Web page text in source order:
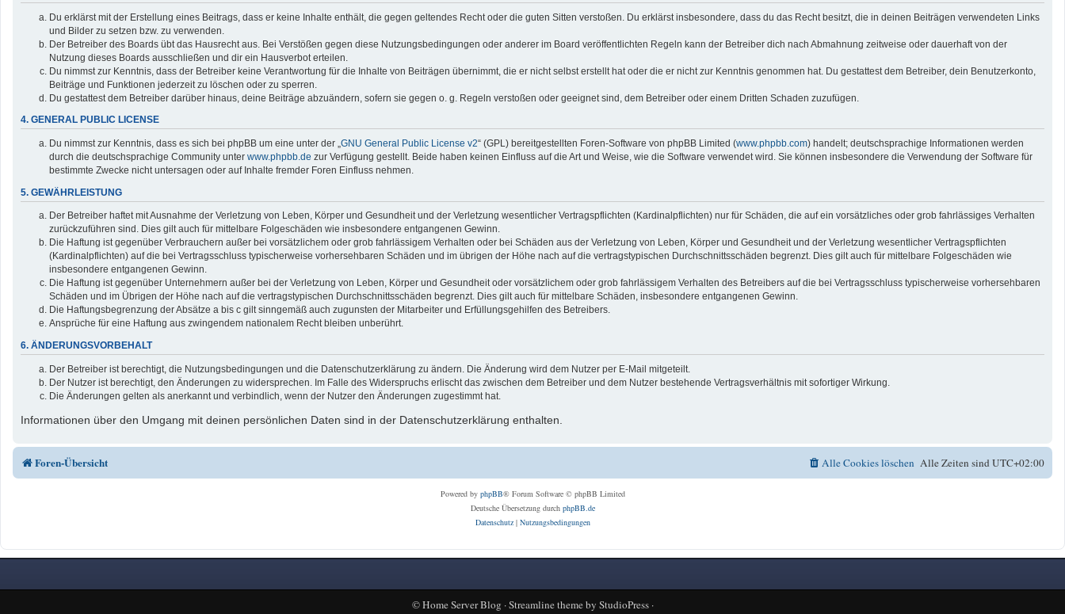
Du erklärst mit der Erstellung eines Beitrags, dass er keine Inhalte enthält, die gegen geltendes Recht oder die guten Sitten verstoßen. Du erklärst insbesondere, dass du das Recht besitzt, die in deinen Beiträgen verwendeten Links
und Bilder zu setzen bzw. zu verwenden.
Der Betreiber des Boards übt das Hausrecht aus. Bei Verstößen gegen diese Nutzungsbedingungen oder anderer im Board veröffentlichten Regeln kann der Betreiber dich nach Abmahnung zeitweise oder dauerhaft von der
Nutzung dieses Boards ausschließen und dir ein Hausverbot erteilen.
Du nimmst zur Kenntnis, dass der Betreiber keine Verantwortung für die Inhalte von Beiträgen übernimmt, die er nicht selbst erstellt hat oder die er nicht zur Kenntnis genommen hat. Du gestattest dem Betreiber, dein Benutzerkonto,
Beiträge und Funktionen jederzeit zu löschen oder zu sperren.
Du gestattest dem Betreiber darüber hinaus, deine Beiträge abzuändern, sofern sie gegen o. g. Regeln verstoßen oder geeignet sind, dem Betreiber oder einem Dritten Schaden zuzufügen.
4. GENERAL PUBLIC LICENSE
Du nimmst zur Kenntnis, dass es sich bei phpBB um eine unter der „GNU General Public License v2“ (GPL) bereitgestellten Foren-Software von phpBB Limited (www.phpbb.com) handelt; deutschsprachige Informationen werden
durch die deutschsprachige Community unter www.phpbb.de zur Verfügung gestellt. Beide haben keinen Einfluss auf die Art und Weise, wie die Software verwendet wird. Sie können insbesondere die Verwendung der Software für
bestimmte Zwecke nicht untersagen oder auf Inhalte fremder Foren Einfluss nehmen.
5. GEWÄHRLEISTUNG
Der Betreiber haftet mit Ausnahme der Verletzung von Leben, Körper und Gesundheit und der Verletzung wesentlicher Vertragspflichten (Kardinalpflichten) nur für Schäden, die auf ein vorsätzliches oder grob fahrlässiges Verhalten
zurückzuführen sind. Dies gilt auch für mittelbare Folgeschäden wie insbesondere entgangenen Gewinn.
Die Haftung ist gegenüber Verbrauchern außer bei vorsätzlichem oder grob fahrlässigem Verhalten oder bei Schäden aus der Verletzung von Leben, Körper und Gesundheit und der Verletzung wesentlicher Vertragspflichten
(Kardinalpflichten) auf die bei Vertragsschluss typischerweise vorhersehbaren Schäden und im übrigen der Höhe nach auf die vertragstypischen Durchschnittsschäden begrenzt. Dies gilt auch für mittelbare Folgeschäden wie
insbesondere entgangenen Gewinn.
Die Haftung ist gegenüber Unternehmern außer bei der Verletzung von Leben, Körper und Gesundheit oder vorsätzlichem oder grob fahrlässigem Verhalten des Betreibers auf die bei Vertragsschluss typischerweise vorhersehbaren
Schäden und im Übrigen der Höhe nach auf die vertragstypischen Durchschnittsschäden begrenzt. Dies gilt auch für mittelbare Schäden, insbesondere entgangenen Gewinn.
Die Haftungsbegrenzung der Absätze a bis c gilt sinngemäß auch zugunsten der Mitarbeiter und Erfüllungsgehilfen des Betreibers.
Ansprüche für eine Haftung aus zwingendem nationalem Recht bleiben unberührt.
6. ÄNDERUNGSVORBEHALT
Der Betreiber ist berechtigt, die Nutzungsbedingungen und die Datenschutzerklärung zu ändern. Die Änderung wird dem Nutzer per E-Mail mitgeteilt.
Der Nutzer ist berechtigt, den Änderungen zu widersprechen. Im Falle des Widerspruchs erlischt das zwischen dem Betreiber und dem Nutzer bestehende Vertragsverhältnis mit sofortiger Wirkung.
Die Änderungen gelten als anerkannt und verbindlich, wenn der Nutzer den Änderungen zugestimmt hat.
Informationen über den Umgang mit deinen persönlichen Daten sind in der Datenschutzerklärung enthalten.
Foren-Übersicht Alle Zeiten sindUTC+02:00
Alle Cookies löschen
Powered by phpBB® Forum Software © phpBB Limited
Deutsche Übersetzung durch phpBB.de
Datenschutz| Nutzungsbedingungen
©Home Server Blog ·Streamline themeby StudioPress·